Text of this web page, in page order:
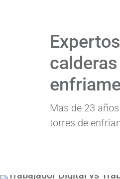
Mas de 23
torres de